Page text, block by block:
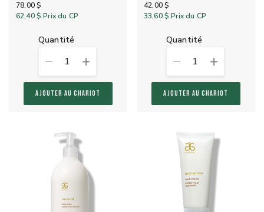
78,00 $
62,40 $ Prix du CP
quantité
1
AJOUTER AU CHARIOT
42,00 $
33,60 $ Prix du CP
quantité
1
AJOUTER AU CHARIOT